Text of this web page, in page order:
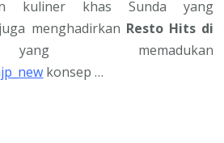
kuliner khas Sunda yang
menghadirkan Resto Hits di
memadukan
konsep …